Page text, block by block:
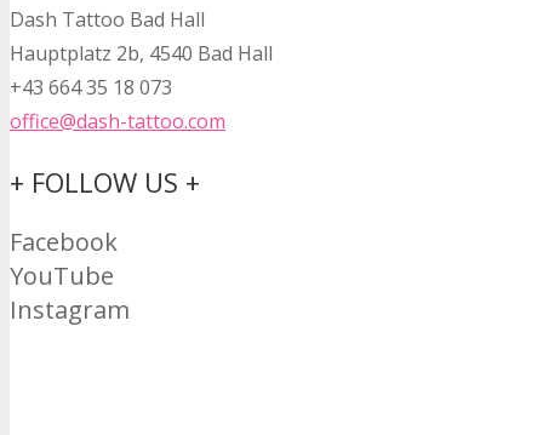
Dash Tattoo Bad Hall
Hauptplatz 2b, 4540 Bad Hall
+43 664 35 18 073
office@dash-tattoo.com
+ FOLLOW US +
Facebook
YouTube
Instagram